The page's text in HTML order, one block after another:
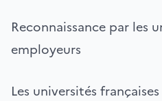
Reconnaissance par les
employeurs
Les universités